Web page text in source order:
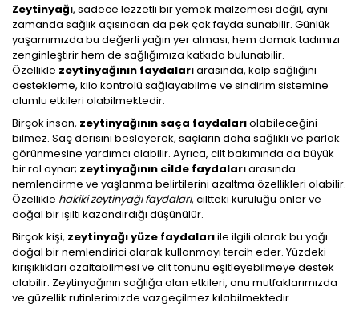
Zeytinyağı, sadece lezzetli bir yemek malzemesi değil, aynı
zamanda sağlık açısından da pek çok fayda sunabilir. Günlük
yaşamımızda bu değerli yağın yer alması, hem damak tadımızı
zenginleştirir hem de sağlığımıza katkıda bulunabilir.
Özellikle zeytinyağının faydalarıarasında, kalp sağlığını
destekleme, kilo kontrolü sağlayabilme ve sindirim sistemine
olumlu etkileri olabilmektedir.
Birçok insan, zeytinyağının saça faydalarıolabileceğini
bilmez. Saç derisini besleyerek, saçların daha sağlıklı ve parlak
görünmesine yardımcı olabilir. Ayrıca, cilt bakımında da büyük
bir rol oynar; zeytinyağının cilde faydalarıarasında
nemlendirme ve yaşlanma belirtilerini azaltma özellikleri olabilir.
Özellikle hakiki zeytinyağı faydaları, ciltteki kuruluğu önler ve
doğal bir ışıltı kazandırdığı düşünülür.
Birçok kişi, zeytinyağı yüze faydalarıile ilgili olarak bu yağı
doğal bir nemlendirici olarak kullanmayı tercih eder. Yüzdeki
kırışıklıkları azaltabilmesi ve cilt tonunu eşitleyebilmeye destek
olabilir. Zeytinyağının sağlığa olan etkileri, onu mutfaklarımızda
ve güzellik rutinlerimizde vazgeçilmez kılabilmektedir.